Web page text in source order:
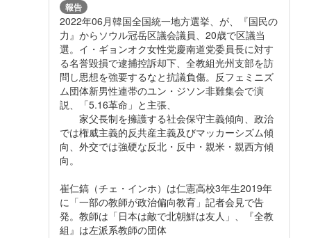
報告
2022年06月韓国全国統一地方選挙、が、『国民の
力』からソウル冠岳区議会議員、20歳で区議当
選。イ・ギョンオク女性党慶南道党委員長に対す
る名誉毀損で逮捕控訴却下、全教組光州支部を訪
問し思想を強要するなと抗議負傷。反フェミニズ
ム団体新男性連帯のユン・ジソン非難集会で演
説、「5.16革命」と主張、
家父長制を擁護する社会保守主義傾向、政治
では権威主義的反共産主義及びマッカーシズム傾
向、外交では強硬な反北・反中・親米・親西方傾
向。
崔仁鎬（チェ・インホ）は仁憲高校3年生2019年
に「一部の教師が政治偏向教育」記者会見で告
発。教師は「日本は敵で北朝鮮は友人」、『全教
組』は左派系教師の団体